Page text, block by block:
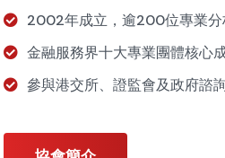
2002年成立，逾200位專業分
金融服務界十大專業團體核心
參與港交所、證監會及政府諮